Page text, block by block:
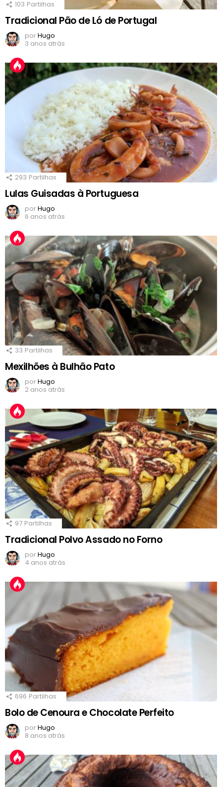
103 Partilhas
Tradicional Pão de Ló de Portugal
porHugo
3 anos atrás
293 Partilhas
Lulas Guisadas à Portuguesa
porHugo
6 anos atrás
33 Partilhas
Mexilhões à Bulhão Pato
porHugo
2 anos atrás
97 Partilhas
Tradicional Polvo Assado no Forno
porHugo
4 anos atrás
696 Partilhas
Bolo de Cenoura e Chocolate Perfeito
porHugo
8 anos atrás